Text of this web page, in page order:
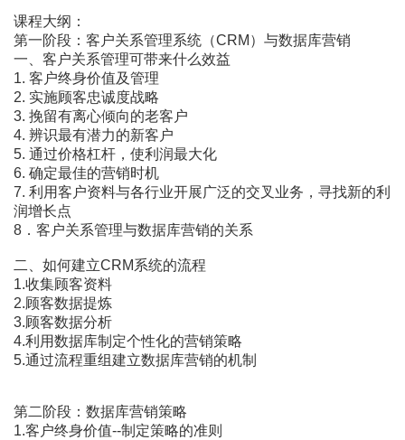
课程大纲：
第一阶段：客户关系管理系统（CRM）与数据库营销
一、客户关系管理可带来什么效益
1. 客户终身价值及管理
2. 实施顾客忠诚度战略
3. 挽留有离心倾向的老客户
4. 辨识最有潜力的新客户
5. 通过价格杠杆，使利润最大化
6. 确定最佳的营销时机
7. 利用客户资料与各行业开展广泛的交叉业务，寻找新的利
润增长点
8．客户关系管理与数据库营销的关系
二、如何建立CRM系统的流程
1.收集顾客资料
2.顾客数据提炼
3.顾客数据分析
4.利用数据库制定个性化的营销策略
5.通过流程重组建立数据库营销的机制
第二阶段：数据库营销策略
1.客户终身价值--制定策略的准则